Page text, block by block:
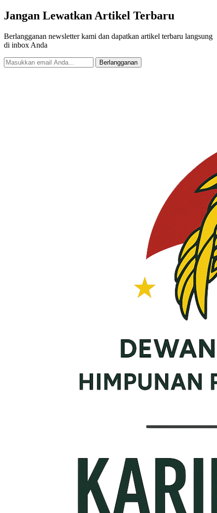
Jangan Lewatkan Artikel Terbaru
Berlangganan newsletter kami dan dapatkan artikel terbaru langsung
di inbox Anda
Berlangganan